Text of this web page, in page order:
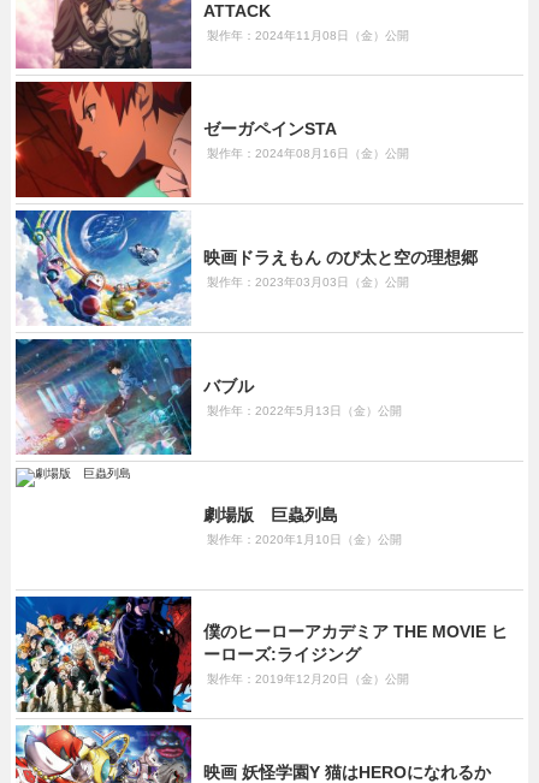
ATTACK
製作年：2024年11月08日（金）公開
ゼーガペインSTA
製作年：2024年08月16日（金）公開
映画ドラえもん のび太と空の理想郷
製作年：2023年03月03日（金）公開
バブル
製作年：2022年5月13日（金）公開
劇場版 巨蟲列島
製作年：2020年1月10日（金）公開
僕のヒーローアカデミア THE MOVIE ヒ
ーローズ:ライジング
製作年：2019年12月20日（金）公開
映画 妖怪学園Y 猫はHEROになれるか